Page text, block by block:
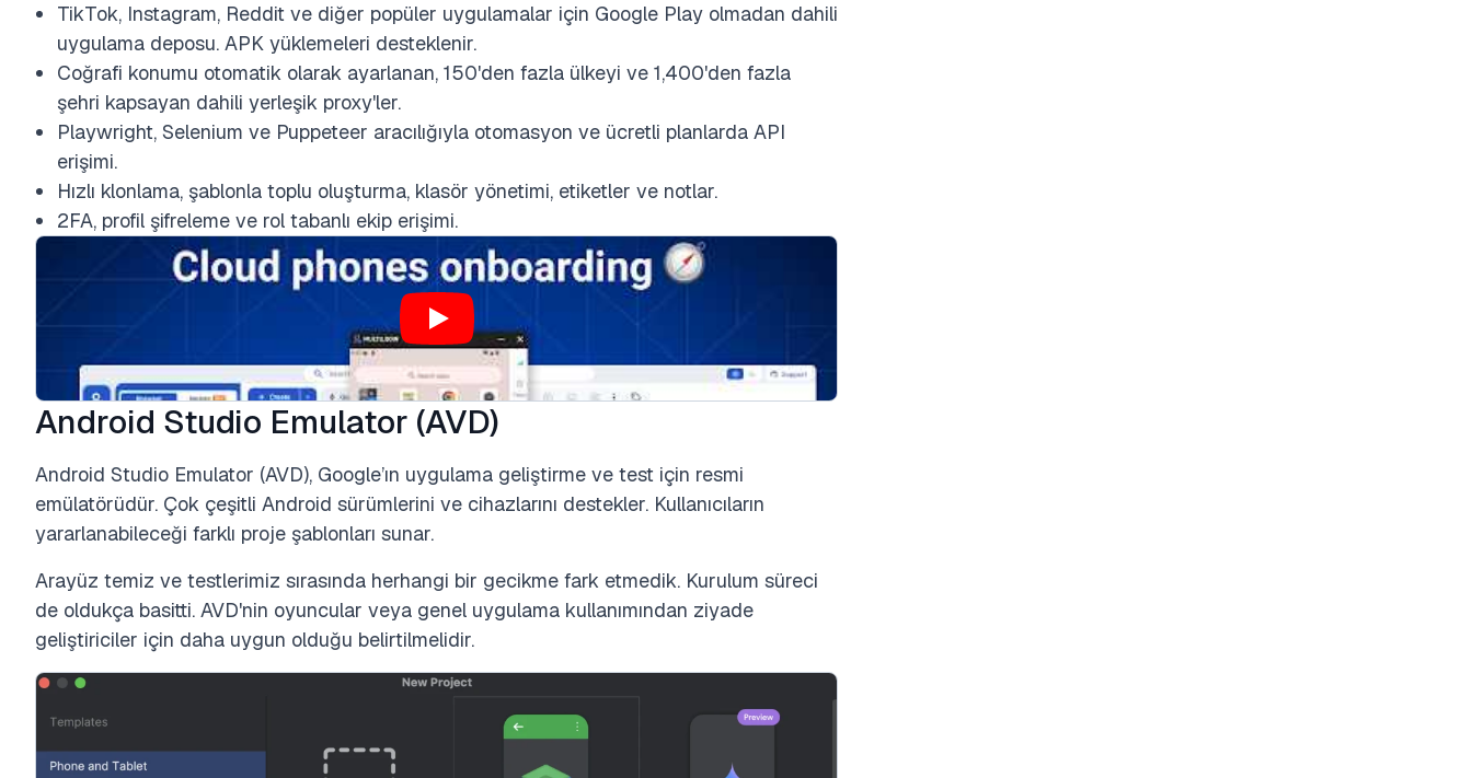
TikTok, Instagram, Reddit ve diğer popüler uygulamalar için Google Play olmadan dahili
uygulama deposu. APK yüklemeleri desteklenir.
Coğrafi konumu otomatik olarak ayarlanan, 150'den fazla ülkeyi ve 1,400'den fazla
şehri kapsayan dahili yerleşik proxy'ler.
Playwright, Selenium ve Puppeteer aracılığıyla otomasyon ve ücretli planlarda API
erişimi.
Hızlı klonlama, şablonla toplu oluşturma, klasör yönetimi, etiketler ve notlar.
2FA, profil şifreleme ve rol tabanlı ekip erişimi.
Android Studio Emulator (AVD)
Android Studio Emulator (AVD), Google’ın uygulama geliştirme ve test için resmi
emülatörüdür. Çok çeşitli Android sürümlerini ve cihazlarını destekler. Kullanıcıların
yararlanabileceği farklı proje şablonları sunar.
Arayüz temiz ve testlerimiz sırasında herhangi bir gecikme fark etmedik. Kurulum süreci
de oldukça basitti. AVD'nin oyuncular veya genel uygulama kullanımından ziyade
geliştiriciler için daha uygun olduğu belirtilmelidir.